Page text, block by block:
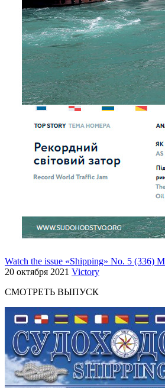
Watch the issue «Shipping» No. 5 (336)
20 октября 2021 Victory
СМОТРЕТЬ ВЫПУСК